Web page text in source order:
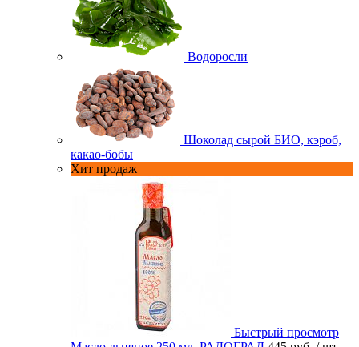
Водоросли
Шоколад сырой БИО, кэроб,
какао-бобы
Хит продаж
Быстрый просмотр